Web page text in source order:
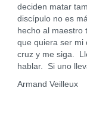
deciden matar
discípulo no es
hecho al maestro
que quiera ser mi
cruz y me siga.
hablar. Si uno
Armand Veilleux